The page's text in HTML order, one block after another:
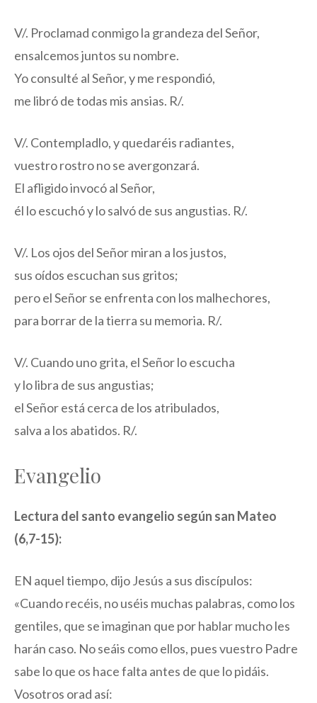
V/. Proclamad conmigo la grandeza del Señor,
ensalcemos juntos su nombre.
Yo consulté al Señor, y me respondió,
me libró de todas mis ansias. R/.
V/. Contempladlo, y quedaréis radiantes,
vuestro rostro no se avergonzará.
El afligido invocó al Señor,
él lo escuchó y lo salvó de sus angustias. R/.
V/. Los ojos del Señor miran a los justos,
sus oídos escuchan sus gritos;
pero el Señor se enfrenta con los malhechores,
para borrar de la tierra su memoria. R/.
V/. Cuando uno grita, el Señor lo escucha
y lo libra de sus angustias;
el Señor está cerca de los atribulados,
salva a los abatidos. R/.
Evangelio
Lectura del santo evangelio según san Mateo
(6,7-15):
EN aquel tiempo, dijo Jesús a sus discípulos:
«Cuando recéis, no uséis muchas palabras, como los
gentiles, que se imaginan que por hablar mucho les
harán caso. No seáis como ellos, pues vuestro Padre
sabe lo que os hace falta antes de que lo pidáis.
Vosotros orad así: